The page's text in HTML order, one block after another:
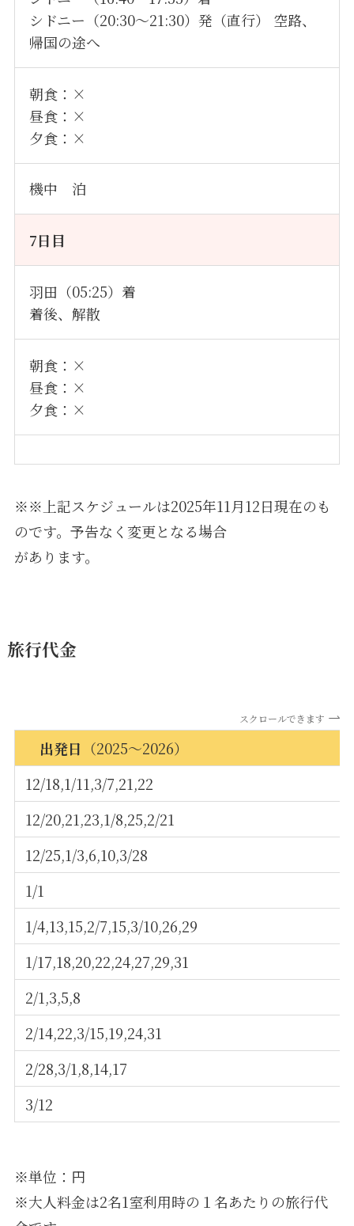
シドニー（20:30～21:30）発 （直行） 空路、
帰国の途へ
朝食：×
昼食：×
夕食：×
機中 泊
7日目
羽田（05:25）着
着後、解散
朝食：×
昼食：×
夕食：×
※※上記スケジュールは2025年11月12日現在のも
のです。予告なく変更となる場合
があります。
旅行代金
スクロールできます
出発日 （2025～2026）
12/18,1/11,3/7,21,22
12/20,21,23,1/8,25,2/21
12/25,1/3,6,10,3/28
1/1
1/4,13,15,2/7,15,3/10,26,29
1/17,18,20,22,24,27,29,31
2/1,3,5,8
2/14,22,3/15,19,24,31
2/28,3/1,8,14,17
3/12
※単位：円
※大人料金は2名1室利用時の１名あたりの旅行代